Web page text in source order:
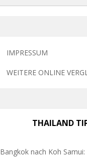
IMPRESSUM
WEITERE ONLINE
THAILAND
Bangkok nach Koh Samui: